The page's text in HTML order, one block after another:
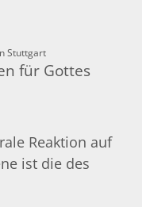
Stuttgart:
für Gottes
Reaktion auf
ist die des